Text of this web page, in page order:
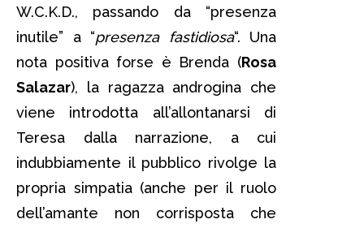
W.C.K.D., passando da “presenza
inutile” a “presenza fastidiosa“. Una
nota positiva forse è Brenda (Rosa
Salazar), la ragazza androgina che
viene introdotta all’allontanarsi di
Teresa dalla narrazione, a cui
indubbiamente il pubblico rivolge la
propria simpatia (anche per il ruolo
dell’amante non corrisposta che